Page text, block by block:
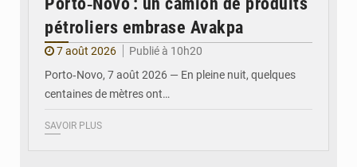
pétroliers embrase Avakpa
7 août 2026
Publié à 10h20
Porto‑Novo, 7 août 2026 — En pleine nuit, quelques
centaines de mètres ont…
SAVOIR PLUS